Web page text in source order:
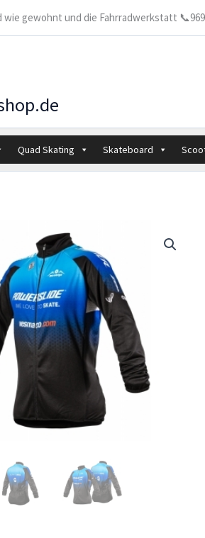
wie gewohnt und die Fahrradwerkstatt
Quad Skating Skateboard